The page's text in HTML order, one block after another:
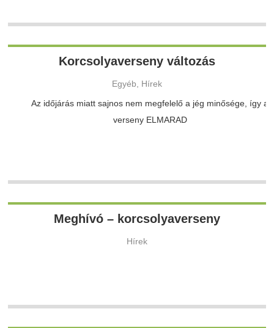
Korcsolyaverseny változás
Egyéb, Hírek
Az időjárás miatt sajnos nem megfelelő a jég minősége, így a
verseny ELMARAD
Meghívó – korcsolyaverseny
Hírek